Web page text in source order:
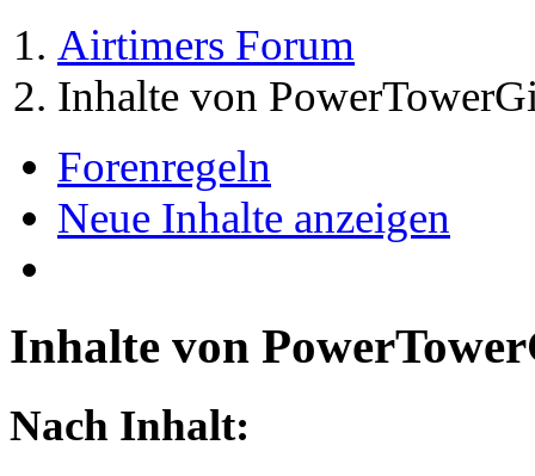
Airtimers Forum
Inhalte von
Forenregeln
Neue Inhalte anzeigen
Inhalte von
Nach Inhalt: